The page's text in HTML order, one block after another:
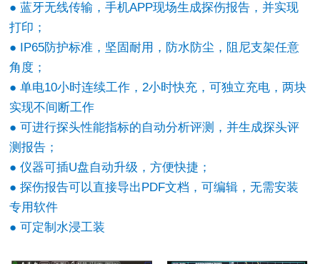
● 蓝牙无线传输，手机APP现场生成探伤报告，并实现
打印；
● IP65防护标准，坚固耐用，防水防尘，阻尼支架任意
角度；
● 单电10小时连续工作，2小时快充，可独立充电，两块
实现不间断工作
● 可进行探头性能指标的自动分析评测，并生成探头评
测报告；
● 仪器可插U盘自动升级，方便快捷；
● 探伤报告可以直接导出PDF文档，可编辑，无需安装
专用软件
●可定制水浸工装